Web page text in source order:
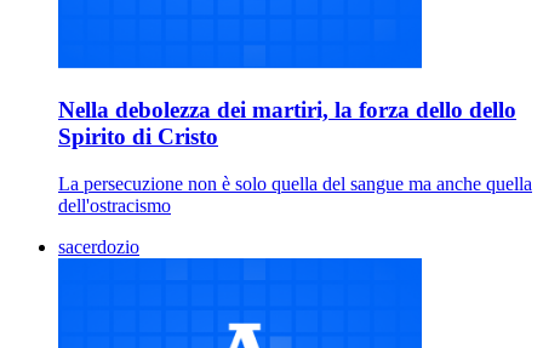
Nella debolezza dei martiri, la forza dello dello
Spirito di Cristo
La persecuzione non è solo quella del sangue ma anche quella
dell'ostracismo
sacerdozio